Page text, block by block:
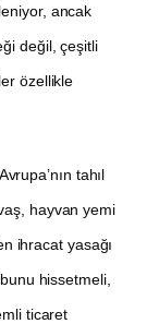
ancak
değil, çeşitli
özellikle
tahıl
hayvan yemi
ihracat yasağı
hissetmeli,
ticaret